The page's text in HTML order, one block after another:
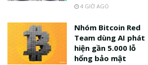
4 GIỜ AGO
Nhóm Bitcoin Red
Team dùng AI phát
hiện gần 5.000 lỗ
hổng bảo mật